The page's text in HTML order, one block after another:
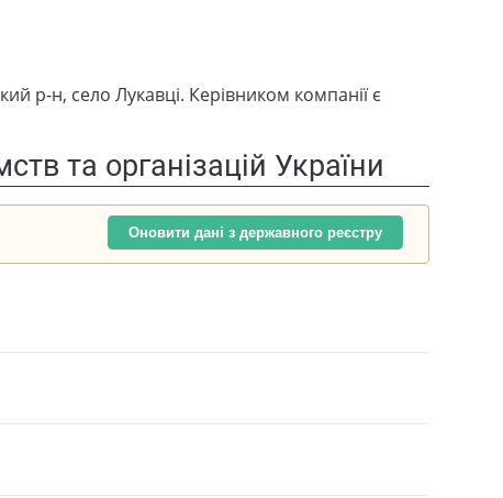
р-н, село Лукавці. Керівником компанії є
та організацій України
Оновити дані з державного реєстру